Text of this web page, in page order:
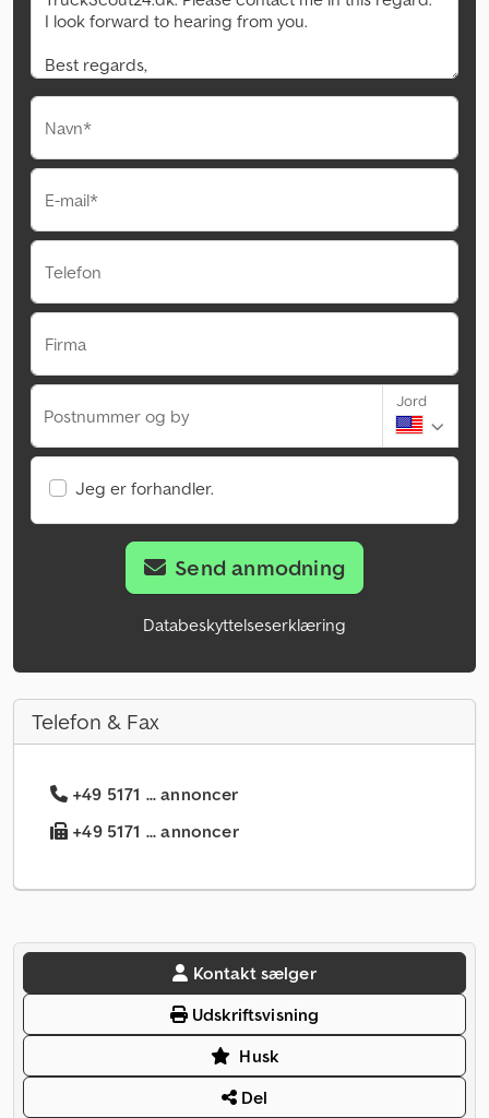
Navn*
E-mail*
Telefon
Firma
Postnummer og by
Jord
Jeg er forhandler.
Send anmodning
Databeskyttelseserklæring
Telefon & Fax
+49 5171 ... annoncer
+49 5171 ... annoncer
Kontakt sælger
Udskriftsvisning
Husk
Del